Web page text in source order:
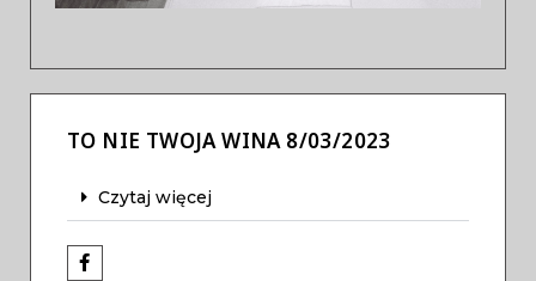
TO NIE TWOJA WINA 8/03/2023
Czytaj więcej